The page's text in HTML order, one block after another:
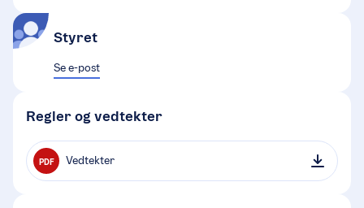
Styret
Se e-post
Regler og vedtekter
PDF Vedtekter